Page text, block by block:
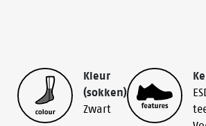
Kleur
(sokken)
Zwart